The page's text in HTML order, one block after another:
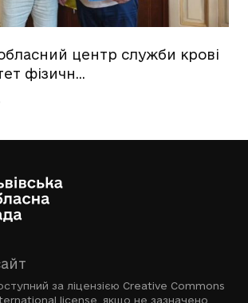
центр служби крові
фізичн…
за ліцензією Creative Commons
license , якщо не зазначено